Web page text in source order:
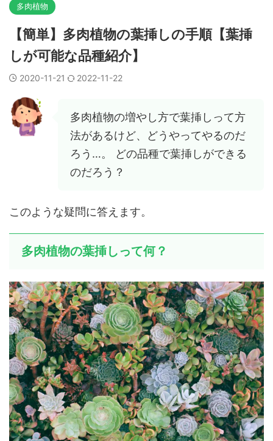
多肉植物
【簡単】多肉植物の葉挿しの手順【葉挿
しが可能な品種紹介】
2020-11-21 2022-11-22
多肉植物の増やし方で葉挿しって方
法があるけど、どうやってやるのだ
ろう…。 どの品種で葉挿しができる
のだろう？
このような疑問に答えます。
多肉植物の葉挿しって何？